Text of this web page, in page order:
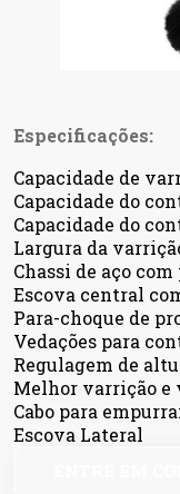
Especificações:
Capacidade de
Capacidade do
Capacidade do
Largura da
Chassi de aço
Escova central
Para-choque de
Vedações para
Regulagem de
Melhor varrição
Cabo para
Escova Lateral